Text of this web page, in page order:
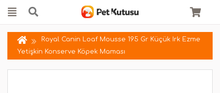
Royal Canin Loaf Mousse 195 Gr Küçük Irk Ezme
Yetişkin Konserve Köpek Maması